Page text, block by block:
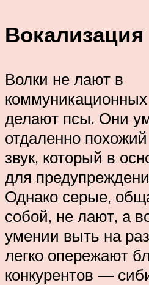
Вокализация
Волки не лают в
коммуникационных
делают псы. Они
отдаленно
звук, который в
для
Однако серые,
собой, не лают, а
умении выть на
легко опережают
конкурентов —